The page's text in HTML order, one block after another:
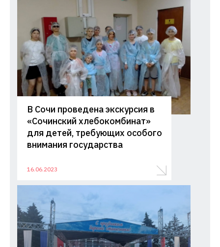
В Сочи проведена экскурсия в
«Сочинский хлебокомбинат»
для детей, требующих особого
внимания государства
16.06.2023